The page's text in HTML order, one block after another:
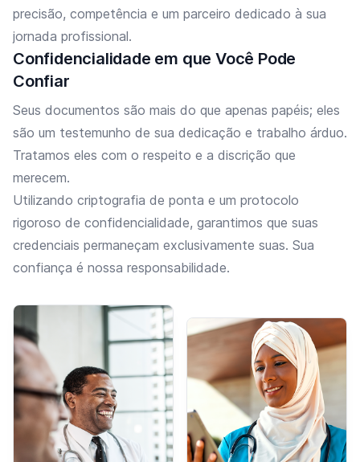
precisão, competência e um parceiro dedicado à sua
jornada profissional.
Confidencialidade em que Você Pode
Confiar
Seus documentos são mais do que apenas papéis; eles
são um testemunho de sua dedicação e trabalho árduo.
Tratamos eles com o respeito e a discrição que
merecem.
Utilizando criptografia de ponta e um protocolo
rigoroso de confidencialidade, garantimos que suas
credenciais permaneçam exclusivamente suas. Sua
confiança é nossa responsabilidade.